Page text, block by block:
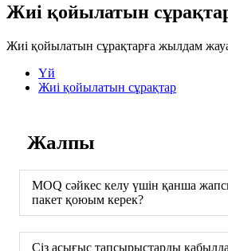
Жиі қойылатын
Жиі қойылатын сұрақтарға жылдам
Үй
Жиі қойылатын сұрақтар
Жалпы
MOQ сәйкес келу үшін қанша
пакет қоюым керек?
Сіз асығыс тапсырыстарды